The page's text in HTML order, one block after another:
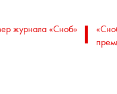
журнала «Сноб»